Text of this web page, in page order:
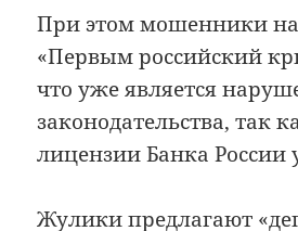
При этом мошенники
«Первым российский
что уже является
законодательства, так
лицензии Банка России
Жулики предлагают